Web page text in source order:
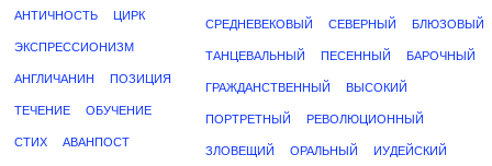
АНТИЧНОСТЬ ЦИРК
ЭКСПРЕССИОНИЗМ
АНГЛИЧАНИН ПОЗИЦИЯ
ТЕЧЕНИЕ ОБУЧЕНИЕ
СТИХ АВАНПОСТ
СРЕДНЕВЕКОВЫЙ СЕВЕРНЫЙ БЛЮЗОВЫЙ
ТАНЦЕВАЛЬНЫЙ ПЕСЕННЫЙ БАРОЧНЫЙ
ГРАЖДАНСТВЕННЫЙ ВЫСОКИЙ
ПОРТРЕТНЫЙ РЕВОЛЮЦИОННЫЙ
ЗЛОВЕЩИЙ ОРАЛЬНЫЙ ИУДЕЙСКИЙ